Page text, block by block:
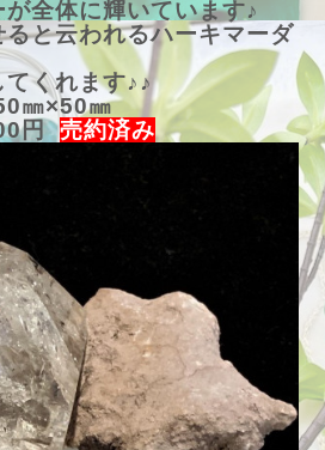
全体に輝いています♪
と云われるハーキマーダ
くれます♪♪
×50㎜
円売約済み